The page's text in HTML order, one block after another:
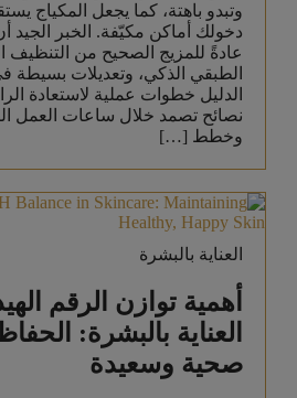
وتبدو باهتة، كما يجعل المكياج
دخولك أماكن مكيّفة. الخبر
عادةً للمزيج الصحيح من التنظيف
الطبقي الذكي، وتعديلات بسيطة
الدليل خطوات عملية لاستعادة
نصائح تصمد خلال ساعات العمل
وخطط […]
العناية بالبشرة
أهمية توازن الرقم
العناية بالبشرة:
صحية وسعيدة